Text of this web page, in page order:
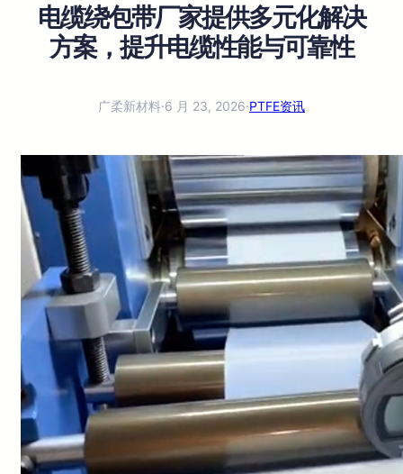
电缆绕包带厂家提供多元化解决
方案，提升电缆性能与可靠性
广柔新材料·6 月 23, 2026·PTFE资讯